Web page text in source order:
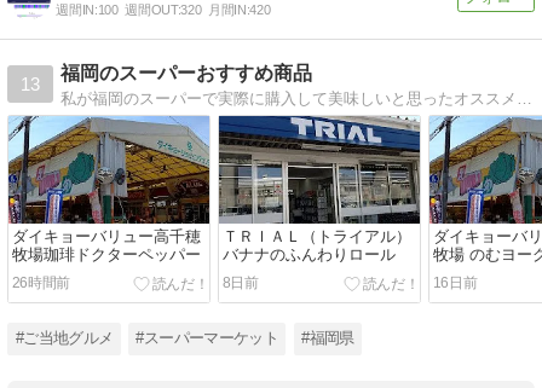
週間IN:100 週間OUT:320 月間IN:420
13
福岡のスーパーおすすめ商品
ダイキョーバリュー高千穂
牧場珈琲ドクターペッパー
26時間前
ＴＲＩＡＬ（トライアル）
バナナのふんわりロール
8日前
ダイキョーバ
牧場 のむヨー
16日前
#ご当地グルメ #スーパーマーケット #福岡県